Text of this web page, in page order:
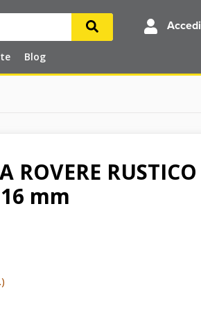
Blog
Accedi
ROVERE RUSTICO
mm